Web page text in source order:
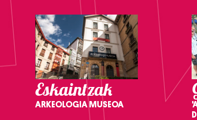
Eskaintzak
ARKEOLOGIA MUSEOA